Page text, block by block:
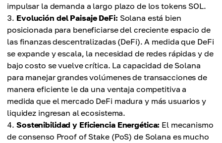
impulsar la demanda a largo plazo de los tokens SOL.
Evolución del Paisaje DeFi: Solana está bien
posicionada para beneficiarse del creciente espacio de
las finanzas descentralizadas (DeFi). A medida que DeFi
se expande y escala, la necesidad de redes rápidas y de
bajo costo se vuelve crítica. La capacidad de Solana
para manejar grandes volúmenes de transacciones de
manera eficiente le da una ventaja competitiva a
medida que el mercado DeFi madura y más usuarios y
liquidez ingresan al ecosistema.
Sostenibilidad y Eficiencia Energética: El mecanismo
de consenso Proof of Stake (PoS) de Solana es mucho